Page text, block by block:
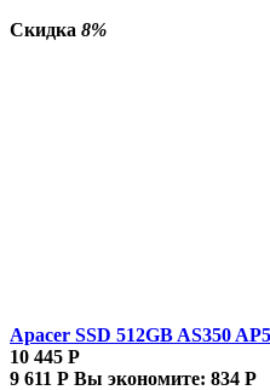
Скидка 8%
Apacer SSD 512GB AS350
10 445 Р
9 611 Р Вы экономите: 834 Р